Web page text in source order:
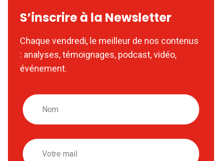
S’inscrire à la Newsletter
Chaque vendredi, le meilleur de nos contenus
: analyses, témoignages, podcast, vidéo,
événement.
Nom
Email